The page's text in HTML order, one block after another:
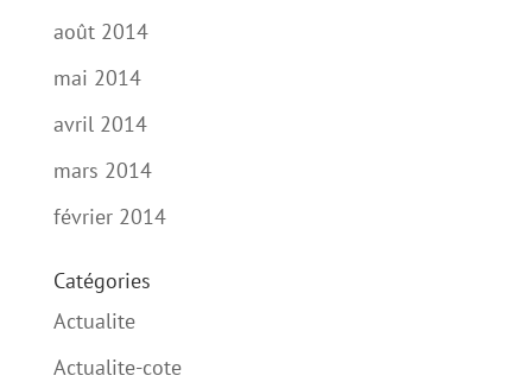
août 2014
mai 2014
avril 2014
mars 2014
février 2014
Catégories
Actualite
Actualite-cote